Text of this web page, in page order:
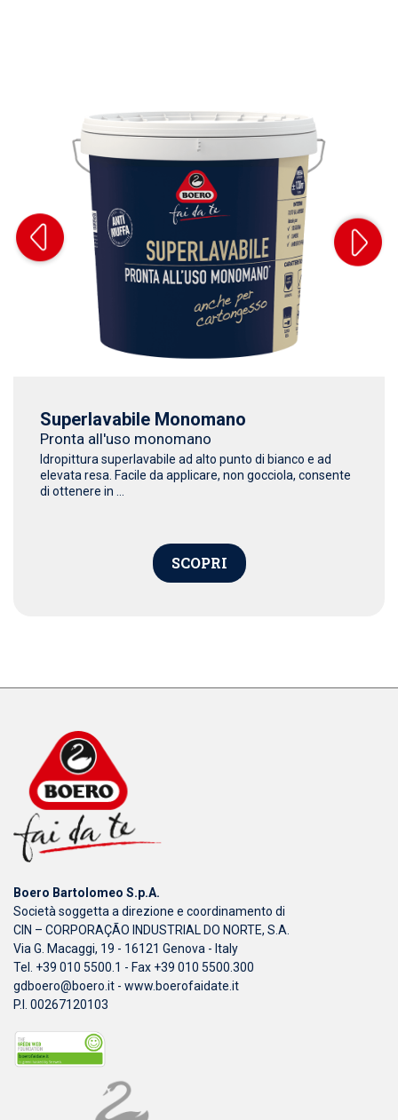
Superlavabile Monomano
Pronta all'uso monomano
Idropittura superlavabile ad alto punto di bianco e ad
elevata resa. Facile da applicare, non gocciola, consente
di ottenere in ...
SCOPRI
Boero Bartolomeo S.p.A.
Società soggetta a direzione e coordinamento di
CIN – CORPORAÇÃO INDUSTRIAL DO NORTE, S.A.
Via G. Macaggi, 19 - 16121 Genova - Italy
Tel. +39 010 5500.1 - Fax +39 010 5500.300
gdboero@boero.it - www.boerofaidate.it
P.I. 00267120103